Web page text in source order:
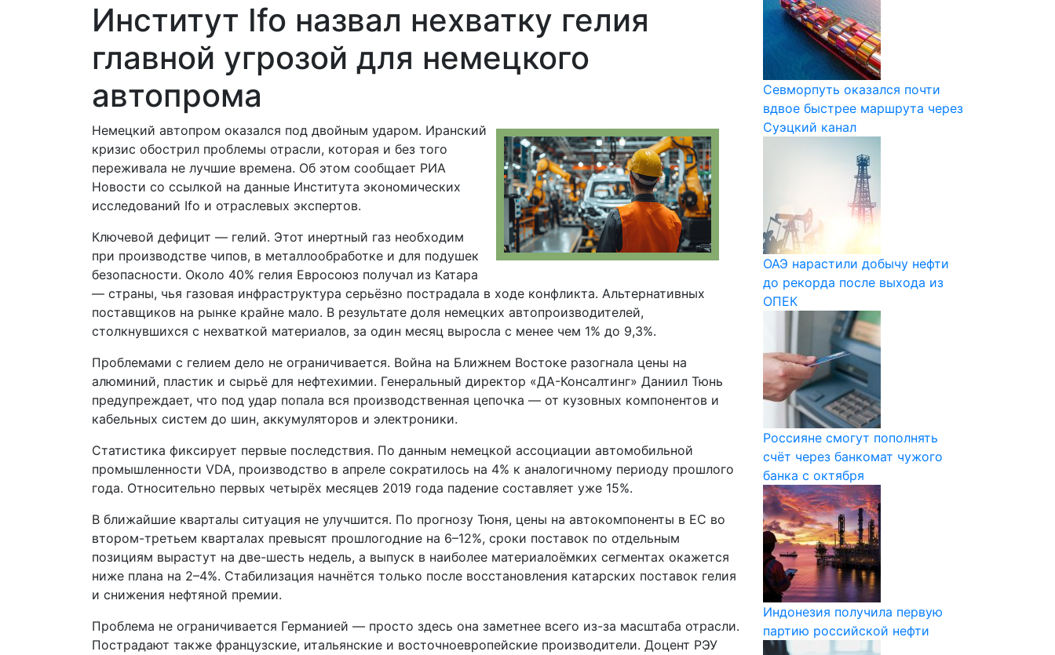
Институт Ifo назвал нехватку гелия
главной угрозой для немецкого
автопрома
Немецкий автопром оказался под двойным ударом. Иранский
кризис обострил проблемы отрасли, которая и без того
переживала не лучшие времена. Об этом сообщает РИА
Новости со ссылкой на данные Института экономических
исследований Ifo и отраслевых экспертов.
Ключевой дефицит — гелий. Этот инертный газ необходим
при производстве чипов, в металлообработке и для подушек
безопасности. Около 40% гелия Евросоюз получал из Катара
— страны, чья газовая инфраструктура серьёзно пострадала в ходе конфликта. Альтернативных
поставщиков на рынке крайне мало. В результате доля немецких автопроизводителей,
столкнувшихся с нехваткой материалов, за один месяц выросла с менее чем 1% до 9,3%.
Проблемами с гелием дело не ограничивается. Война на Ближнем Востоке разогнала цены на
алюминий, пластик и сырьё для нефтехимии. Генеральный директор «ДА-Консалтинг» Даниил Тюнь
предупреждает, что под удар попала вся производственная цепочка — от кузовных компонентов и
кабельных систем до шин, аккумуляторов и электроники.
Статистика фиксирует первые последствия. По данным немецкой ассоциации автомобильной
промышленности VDA, производство в апреле сократилось на 4% к аналогичному периоду прошлого
года. Относительно первых четырёх месяцев 2019 года падение составляет уже 15%.
В ближайшие кварталы ситуация не улучшится. По прогнозу Тюня, цены на автокомпоненты в ЕС во
втором-третьем кварталах превысят прошлогодние на 6–12%, сроки поставок по отдельным
позициям вырастут на две-шесть недель, а выпуск в наиболее материалоёмких сегментах окажется
ниже плана на 2–4%. Стабилизация начнётся только после восстановления катарских поставок гелия
и снижения нефтяной премии.
Проблема не ограничивается Германией — просто здесь она заметнее всего из-за масштаба отрасли.
Пострадают также французские, итальянские и восточноевропейские производители. Доцент РЭУ
Севморпуть оказался почти
вдвое быстрее маршрута через
Суэцкий канал
ОАЭ нарастили добычу нефти
до рекорда после выхода из
ОПЕК
Россияне смогут пополнять
счёт через банкомат чужого
банка с октября
Индонезия получила первую
партию российской нефти